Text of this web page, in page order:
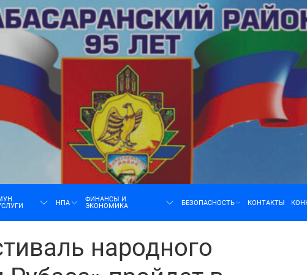
НПА ФИНАНСЫ И
ЭКОНОМИКА БЕЗОПАСНОСТЬ КОНТАКТЫ
народного